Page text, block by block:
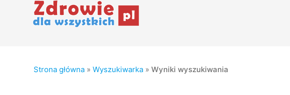
Strona główna »Wyszukiwarka »Wyniki wyszukiwania